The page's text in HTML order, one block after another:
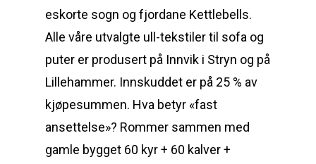
eskorte sogn og fjordane Kettlebells.
Alle våre utvalgte ull-tekstiler til sofa og
puter er produsert på Innvik i Stryn og på
Lillehammer. Innskuddet er på 25 % av
kjøpesummen. Hva betyr «fast
ansettelse»? Rommer sammen med
gamle bygget 60 kyr + 60 kalver +